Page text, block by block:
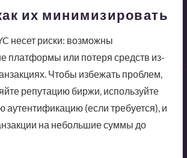
их минимизировать
несет риски: возможны
платформы или потеря средств из-
Чтобы избежать проблем,
репутацию биржи, используйте
аутентификацию (если требуется), и
на небольшие суммы до